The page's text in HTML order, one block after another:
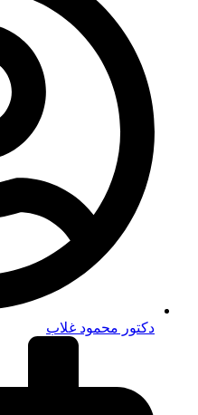
دكتور محمود غلاب